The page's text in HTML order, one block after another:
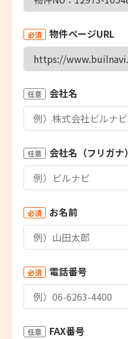
必須 物件ページURL
任意 会社名
任意 会社名（フリガナ）
必須 お名前
必須 電話番号
任意 FAX番号